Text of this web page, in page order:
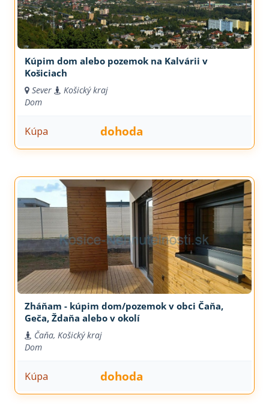
Kúpim dom alebo pozemok na Kalvárii v
Košiciach
Sever
Košický kraj
Dom
Kúpa dohoda
Zháňam - kúpim dom/pozemok v obci Čaňa,
Geča, Ždaňa alebo v okolí
Čaňa, Košický kraj
Dom
Kúpa dohoda